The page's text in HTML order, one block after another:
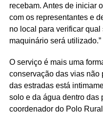
recebam. Antes de iniciar
com os representantes e
no local para verificar qual
maquinário será utilizado.”
O serviço é mais uma
conservação das vias não
das estradas está
solo e da água dentro das
coordenador do Polo